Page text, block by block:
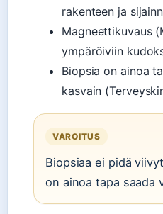
rakenteen ja
Magneettikuvaus
ympäröiviin
Biopsia on ainoa
kasvain
VAROITUS
Biopsiaa ei pidä
on ainoa tapa saada